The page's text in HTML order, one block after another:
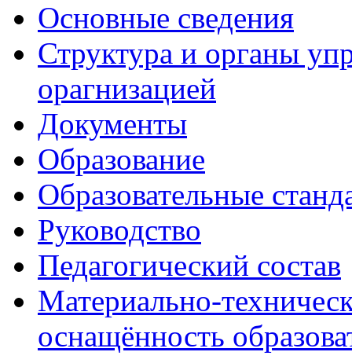
Основные сведения
Структура и органы
орагнизацией
Документы
Образование
Образовательные
Руководство
Педагогический состав
Материально-
оснащённость